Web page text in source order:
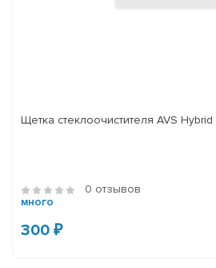
Щетка стеклоочистителя AVS
0 отзывов
много
300 ₽